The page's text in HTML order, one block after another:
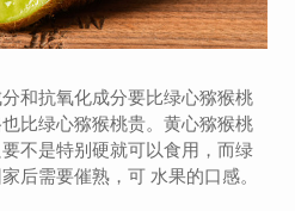
和抗氧化成分要比绿心猕猴桃
比绿心猕猴桃贵。黄心猕猴桃
不是特别硬就可以食用，而绿
后需要催熟，可 水果的口感。